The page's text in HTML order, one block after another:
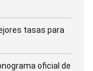
tasas para
oficial de